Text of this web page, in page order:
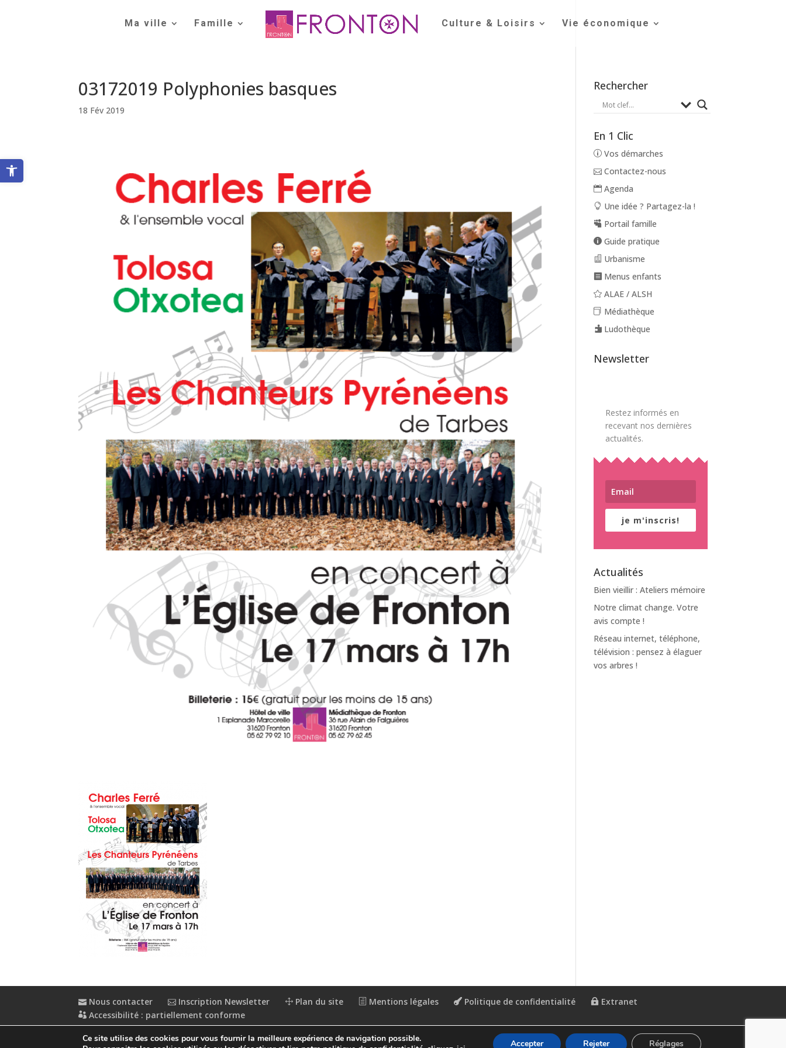
Ouvrir la barre d’outils
Ma ville Famille Culture & Loisirs Vie économique
03172019 Polyphonies basques
18 Fév 2019
Rechercher
En 1 Clic
Vos démarches
Contactez-nous
Agenda
Une idée ? Partagez-la !
Portail famille
Guide pratique
Urbanisme
Menus enfants
ALAE / ALSH
Médiathèque
Ludothèque
Newsletter
Restez informés en
recevant nos dernières
actualités.
je m'inscris!
Actualités
Bien vieillir : Ateliers mémoire
Notre climat change. Votre
avis compte !
Réseau internet, téléphone,
télévision : pensez à élaguer
vos arbres !
Nous contacter Inscription Newsletter Plan du site Mentions légales Politique de confidentialité
Extranet
Accessibilité : partiellement conforme
Ce site utilise des cookies pour vous fournir la meilleure expérience de navigation possible.
Accepter Rejeter Réglages